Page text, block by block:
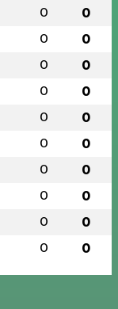
0 0
0 0
0 0
0 0
0 0
0 0
0 0
0 0
0 0
0 0